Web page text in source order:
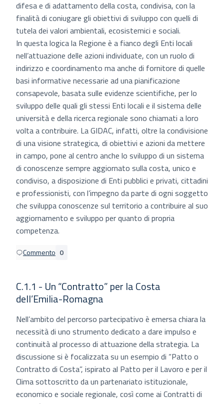
difesa e di adattamento della costa, condivisa, con la
finalità di coniugare gli obiettivi di sviluppo con quelli di
tutela dei valori ambientali, ecosistemici e sociali.
In questa logica la Regione è a fianco degli Enti locali
nell’attuazione delle azioni individuate, con un ruolo di
indirizzo e coordinamento ma anche di fornitore di quelle
basi informative necessarie ad una pianificazione
consapevole, basata sulle evidenze scientifiche, per lo
sviluppo delle quali gli stessi Enti locali e il sistema delle
università e della ricerca regionale sono chiamati a loro
volta a contribuire. La GIDAC, infatti, oltre la condivisione
di una visione strategica, di obiettivi e azioni da mettere
in campo, pone al centro anche lo sviluppo di un sistema
di conoscenze sempre aggiornato sulla costa, unico e
condiviso, a disposizione di Enti pubblici e privati, cittadini
e professionisti, con l’impegno da parte di ogni soggetto
che sviluppa conoscenze sul territorio a contribuire al suo
aggiornamento e sviluppo per quanto di propria
competenza.
Commento 0
C.1.1 - Un “Contratto” per la Costa
dell’Emilia-Romagna
Nell’ambito del percorso partecipativo è emersa chiara la
necessità di uno strumento dedicato a dare impulso e
continuità al processo di attuazione della strategia. La
discussione si è focalizzata su un esempio di “Patto o
Contratto di Costa”, ispirato al Patto per il Lavoro e per il
Clima sottoscritto da un partenariato istituzionale,
economico e sociale regionale, così come ai Contratti di